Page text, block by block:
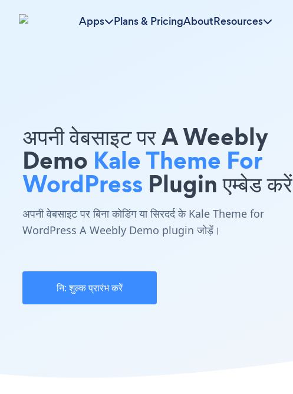
Apps Plans & PricingAboutResources
अपनी वेबसाइट पर A Weebly
Demo Kale Theme For
WordPress Plugin एम्बेड करें
अपनी वेबसाइट पर बिना कोडिंग या सिरदर्द के Kale Theme for
WordPress A Weebly Demo plugin जोड़ें।
नि: शुल्क प्रारंभ करें